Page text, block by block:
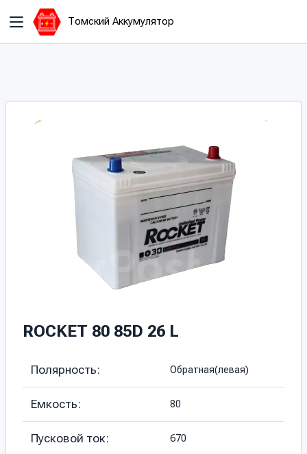
Томский Аккумулятор
ROCKET 80 85D 26 L
Полярность: Обратная(левая)
Емкость: 80
Пусковой ток: 670